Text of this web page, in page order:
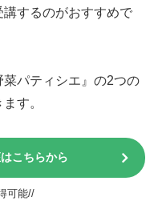
講するのがおすすめで
菜パティシエ』の2つの
す。
こちらから
可能//